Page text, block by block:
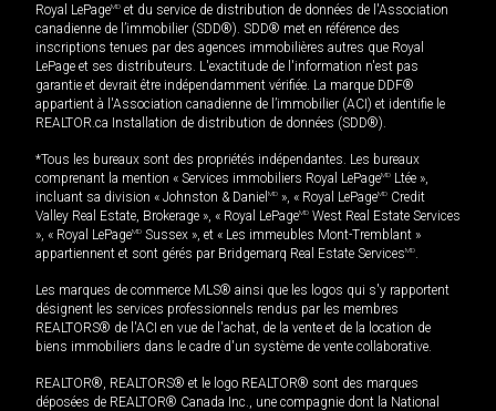
Royal LePageMD et du service de distribution de données de l'Association
canadienne de l’immobilier (SDD®). SDD® met en référence des
inscriptions tenues par des agences immobilières autres que Royal
LePage et ses distributeurs. L'exactitude de l'information n'est pas
garantie et devrait être indépendamment vérifiée. La marque DDF®
appartient à l'Association canadienne de l’immobilier (ACI) et identifie le
REALTOR.ca Installation de distribution de données (SDD®).
*Tous les bureaux sont des propriétés indépendantes. Les bureaux
comprenant la mention « Services immobiliers Royal LePageMD Ltée »,
incluant sa division « Johnston & Daniel MD », « Royal LePageMD Credit
Valley Real Estate, Brokerage », « Royal LePageMD West Real Estate Services
», « Royal LePageMD Sussex », et « Les immeubles Mont-Tremblant »
appartiennent et sont gérés par Bridgemarq Real Estate ServicesMD
Les marques de commerce MLS® ainsi que les logos qui s'y rapportent
désignent les services professionnels rendus par les membres
REALTORS® de l'ACI en vue de l'achat, de la vente et de la location de
biens immobiliers dans le cadre d'un système de vente collaborative.
REALTOR®, REALTORS® et le logo REALTOR® sont des marques
déposées de REALTOR® Canada Inc., une compagnie dont la National